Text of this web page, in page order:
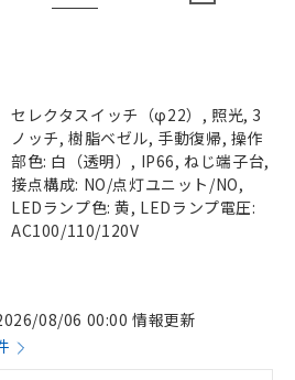
セレクタスイッチ（φ22）, 照光, 3
ノッチ, 樹脂ベゼル, 手動復帰, 操作
部色: 白（透明）, IP66, ねじ端子台,
接点構成: NO/点灯ユニット/NO,
LEDランプ色: 黄, LEDランプ電圧:
AC100/110/120V
08/06 00:00 情報更新